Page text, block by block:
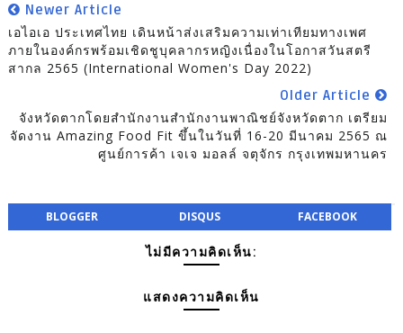
Newer Article
เอไอเอ ประเทศไทย เดินหน้าส่งเสริมความเท่าเทียมทางเพศ
ภายในองค์กรพร้อมเชิดชูบุคลากรหญิงเนื่องในโอกาสวันสตรี
สากล 2565 (International Women's Day 2022)
Older Article
จังหวัดตากโดยสำนักงานสำนักงานพาณิชย์จังหวัดตาก เตรียม
จัดงาน Amazing Food Fit ขึ้นในวันที่ 16-20 มีนาคม 2565 ณ
ศูนย์การค้า เจเจ มอลล์ จตุจักร กรุงเทพมหานคร
BLOGGER DISQUS FACEBOOK
ไม่มีความคิดเห็น:
แสดงความคิดเห็น